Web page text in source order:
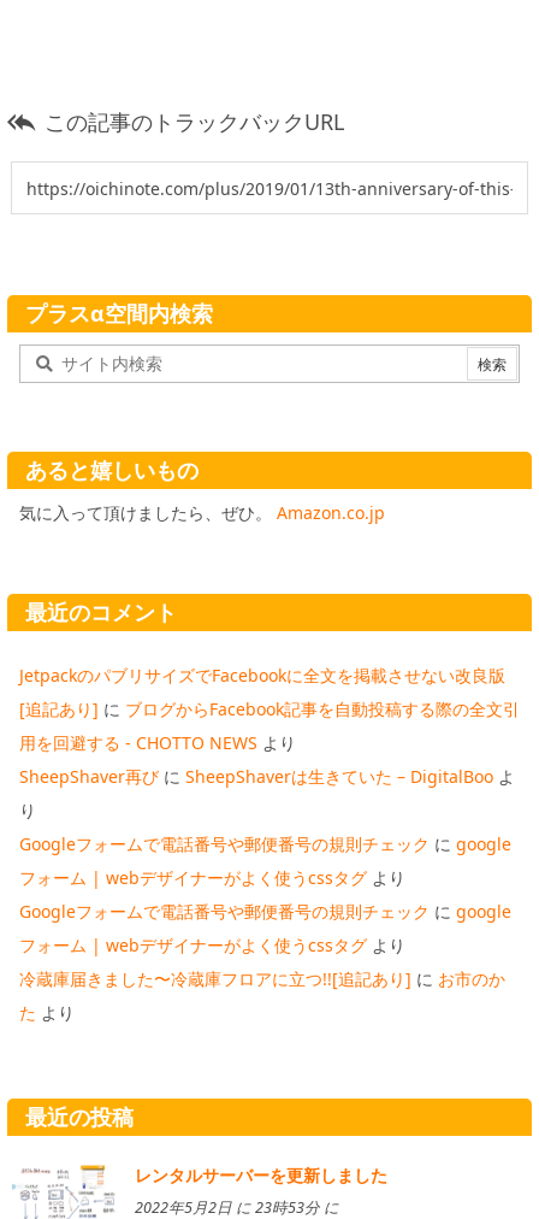
 この記事のトラックバックURL
プラスα空間内検索
あると嬉しいもの
気に入って頂けましたら、ぜひ。 Amazon.co.jp
最近のコメント
JetpackのパブリサイズでFacebookに全文を掲載させない改良版
[追記あり] に ブログからFacebook記事を自動投稿する際の全文引
用を回避する - CHOTTO NEWS より
SheepShaver再び に SheepShaverは生きていた – DigitalBoo よ
り
Googleフォームで電話番号や郵便番号の規則チェック に google
フォーム | webデザイナーがよく使うcssタグ より
Googleフォームで電話番号や郵便番号の規則チェック に google
フォーム | webデザイナーがよく使うcssタグ より
冷蔵庫届きました〜冷蔵庫フロアに立つ!![追記あり] に お市のか
た より
最近の投稿
レンタルサーバーを更新しました
2022年5月2日 に 23時53分 に